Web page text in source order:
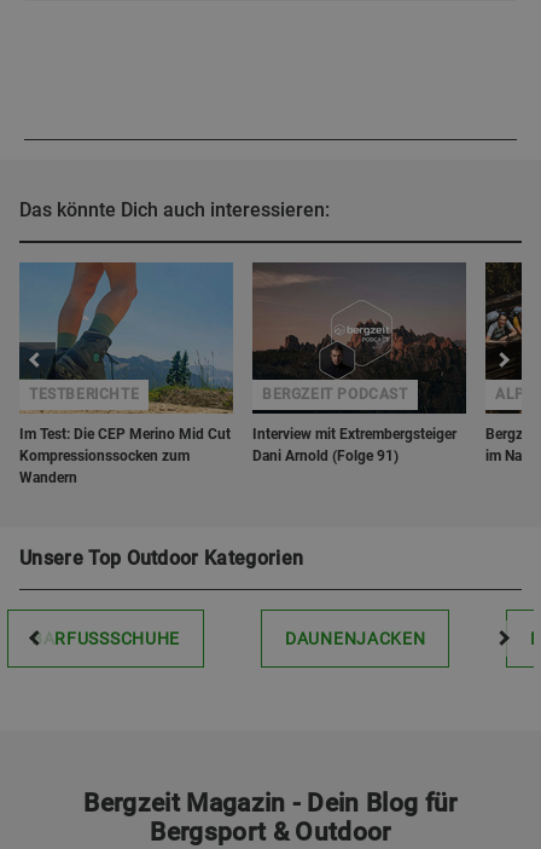
Das könnte Dich auch interessieren:
Im Test: Die CEP Merino Mid Cut
Kompressionssocken zum
Wandern
TESTBERICHTE
Interview mit Extrembergsteiger
Dani Arnold (Folge 91)
BERGZEIT PODCAST
im
Unsere Top Outdoor Kategorien
BARFUSSSCHUHE DAUNENJACKEN
Bergzeit Magazin - Dein Blog für
Bergsport & Outdoor